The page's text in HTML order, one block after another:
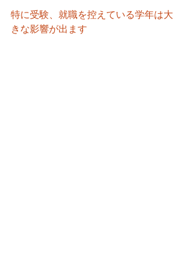
特に受験、就職を控えている学年は大
きな影響が出ます